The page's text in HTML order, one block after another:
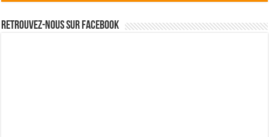
Retrouvez-nous sur Facebook